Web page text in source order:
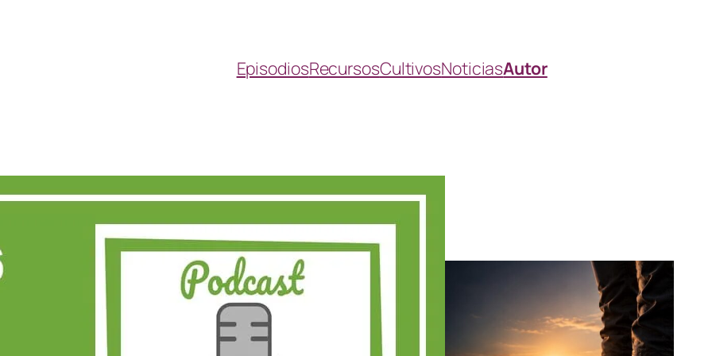
EpisodiosRecursosCultivosNoticiasAutor